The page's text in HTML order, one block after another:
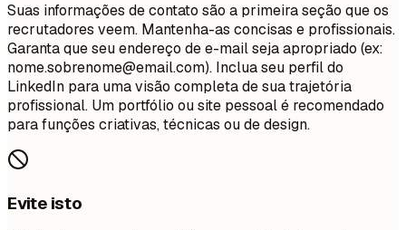
Suas informações de contato são a primeira seção que os
recrutadores veem. Mantenha-as concisas e profissionais.
Garanta que seu endereço de e-mail seja apropriado (ex:
nome.sobrenome@email.com). Inclua seu perfil do
LinkedIn para uma visão completa de sua trajetória
profissional. Um portfólio ou site pessoal é recomendado
para funções criativas, técnicas ou de design.
Evite isto